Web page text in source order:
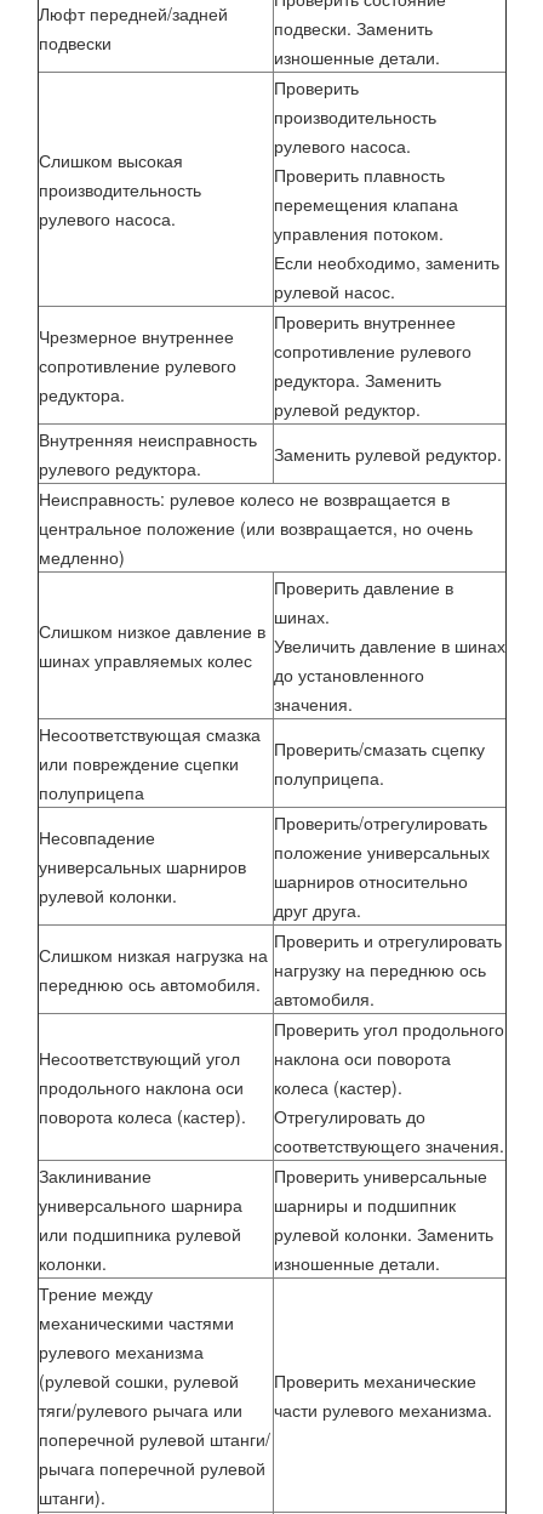
Люфт передней/задней
подвески
подвески. Заменить
изношенные детали.
Слишком высокая
производительность
рулевого насоса.
Проверить
производительность
рулевого насоса.
Проверить плавность
перемещения клапана
управления потоком.
Если необходимо, заменить
рулевой насос.
Чрезмерное внутреннее
сопротивление рулевого
редуктора.
Проверить внутреннее
сопротивление рулевого
редуктора. Заменить
рулевой редуктор.
Внутренняя неисправность
рулевого редуктора.
Заменить рулевой редуктор.
Неисправность: рулевое колесо не возвращается в
центральное положение (или возвращается, но очень
медленно)
Слишком низкое давление в
шинах управляемых колес
Проверить давление в
шинах.
Увеличить давление в шинах
до установленного
значения.
Несоответствующая смазка
или повреждение сцепки
полуприцепа
Проверить/смазать сцепку
полуприцепа.
Несовпадение
универсальных шарниров
рулевой колонки.
Проверить/отрегулировать
положение универсальных
шарниров относительно
друг друга.
Слишком низкая нагрузка на
переднюю ось автомобиля.
Проверить и отрегулировать
нагрузку на переднюю ось
автомобиля.
Несоответствующий угол
продольного наклона оси
поворота колеса (кастер).
Проверить угол продольного
наклона оси поворота
колеса (кастер).
Отрегулировать до
соответствующего значения.
Заклинивание
универсального шарнира
или подшипника рулевой
колонки.
Проверить универсальные
шарниры и подшипник
рулевой колонки. Заменить
изношенные детали.
Трение между
механическими частями
рулевого механизма
(рулевой сошки, рулевой
тяги/рулевого рычага или
поперечной рулевой штанги/
рычага поперечной рулевой
штанги).
Проверить механические
части рулевого механизма.